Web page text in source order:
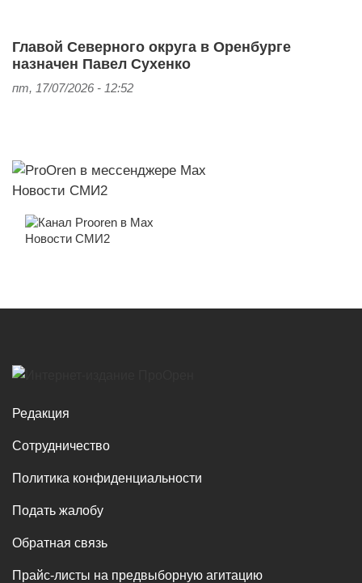
Главой Северного округа в Оренбурге
назначен Павел Сухенко
пт, 17/07/2026 - 12:52
Новости СМИ2
Новости СМИ2
Редакция
Сотрудничество
Политика конфиденциальности
Подать жалобу
Обратная связь
Прайс-листы на предвыборную агитацию